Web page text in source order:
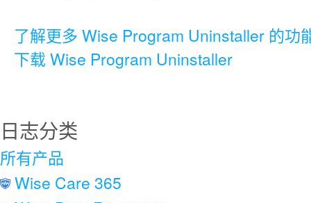
了解更多 Wise Program Uninstaller 的功
下载 Wise Program Uninstaller
日志分类
所有产品
Wise Care 365